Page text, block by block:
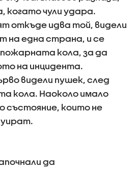
когато чули удара.
откъде идва той, видели
на една страна, и се
пожарната кола, за да
на инцидента.
видели пушек, след
кола. Наоколо имало
състояние, които не
да